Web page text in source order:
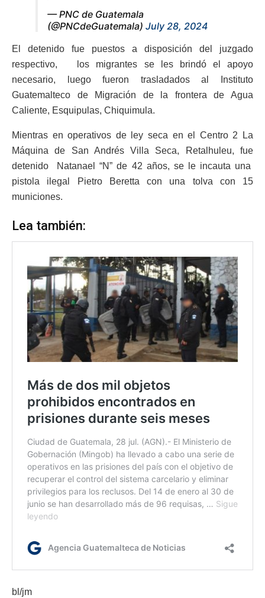
— PNC de Guatemala
(@PNCdeGuatemala) July 28, 2024
El detenido fue puestos a disposición del juzgado
respectivo, los migrantes se les brindó el apoyo
necesario, luego fueron trasladados al Instituto
Guatemalteco de Migración de la frontera de Agua
Caliente, Esquipulas, Chiquimula.
Mientras en operativos de ley seca en el Centro 2 La
Máquina de San Andrés Villa Seca, Retalhuleu, fue
detenido Natanael “N” de 42 años, se le incauta una
pistola ilegal Pietro Beretta con una tolva con 15
municiones.
Lea también:
bl/jm